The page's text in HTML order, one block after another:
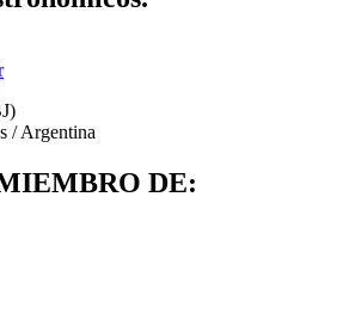
/ Argentina
DE: